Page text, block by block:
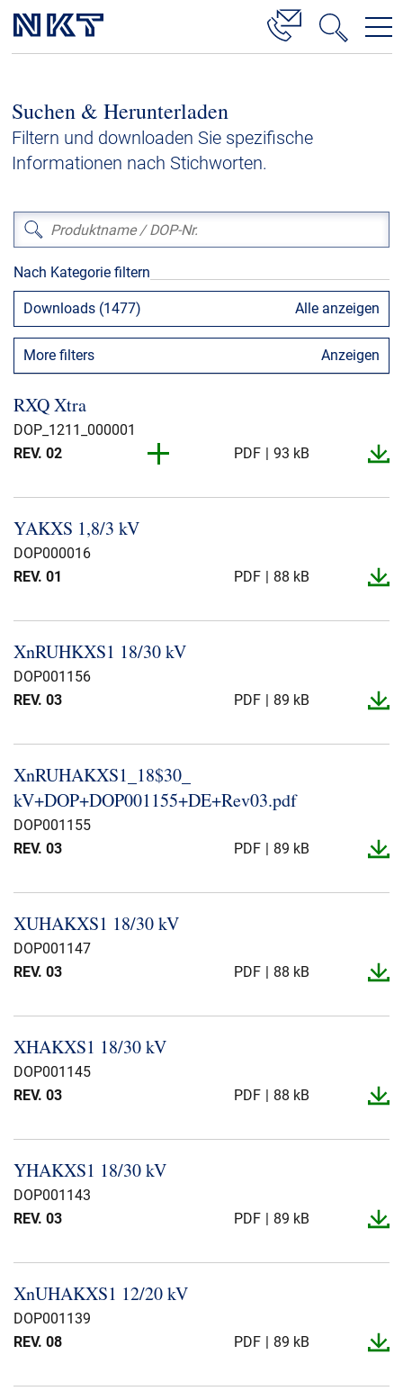
Hochspannung
Kabelservice
Niederspannung
Kabelgarnituren
Referenzen
Downloads
Presse & Events
Über uns
Unsere Geschichte
Produktion
Karriere
Einkauf
Suchen & Herunterladen
Filtern und downloaden Sie spezifische
Informationen nach Stichworten.
Nach Kategorie filtern
Downloads (1477) Alle anzeigen
More filters Anzeigen
RXQ Xtra
DOP_1211_000001
REV. 02
PDF 93 kB
YAKXS 1,8/3 kV
DOP000016
REV. 01
PDF 88 kB
XnRUHKXS1 18/30 kV
DOP001156
REV. 03
PDF 89 kB
XnRUHAKXS1_​18$30_​
kV+DOP+DOP001155+DE+Rev03.​pdf
DOP001155
REV. 03
PDF 89 kB
XUHAKXS1 18/30 kV
DOP001147
REV. 03
PDF 88 kB
XHAKXS1 18/30 kV
DOP001145
REV. 03
PDF 88 kB
YHAKXS1 18/30 kV
DOP001143
REV. 03
PDF 89 kB
XnUHAKXS1 12/20 kV
DOP001139
REV. 08
PDF 89 kB